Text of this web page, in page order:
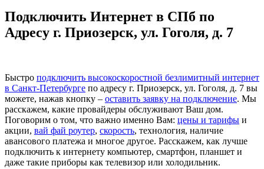
Подключить Интернет в СПб по
Адресу г. Приозерск, ул. Гоголя, д. 7
Быстро подключить высокоскоростной безлимитный интернет
в Санкт-Петербурге по адресу г. Приозерск, ул. Гоголя, д. 7 вы
можете, нажав кнопку – оставить заявку на подключение. Мы
расскажем, какие провайдеры обслуживают Ваш дом.
Поговорим о том, что важно именно Вам: цены и тарифы и
акции, вай фай роутер, скорость, технология, наличие
авансового платежа и многое другое. Расскажем, как лучше
подключить к интернету компьютер, смартфон, планшет и
даже такие приборы как телевизор или холодильник.